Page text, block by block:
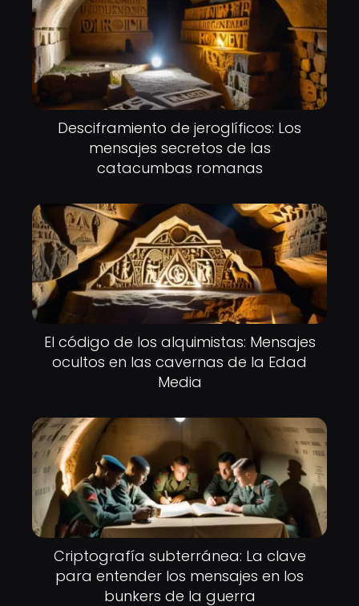
Desciframiento de jeroglíficos: Los
mensajes secretos de las
catacumbas romanas
El código de los alquimistas: Mensajes
ocultos en las cavernas de la Edad
Media
Criptografía subterránea: La clave
para entender los mensajes en los
bunkers de la guerra